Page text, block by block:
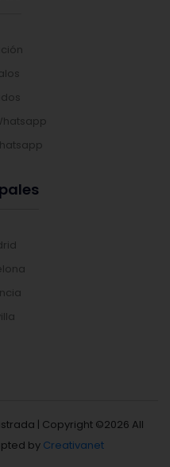
| Copyright ©2026 All
by Creativanet